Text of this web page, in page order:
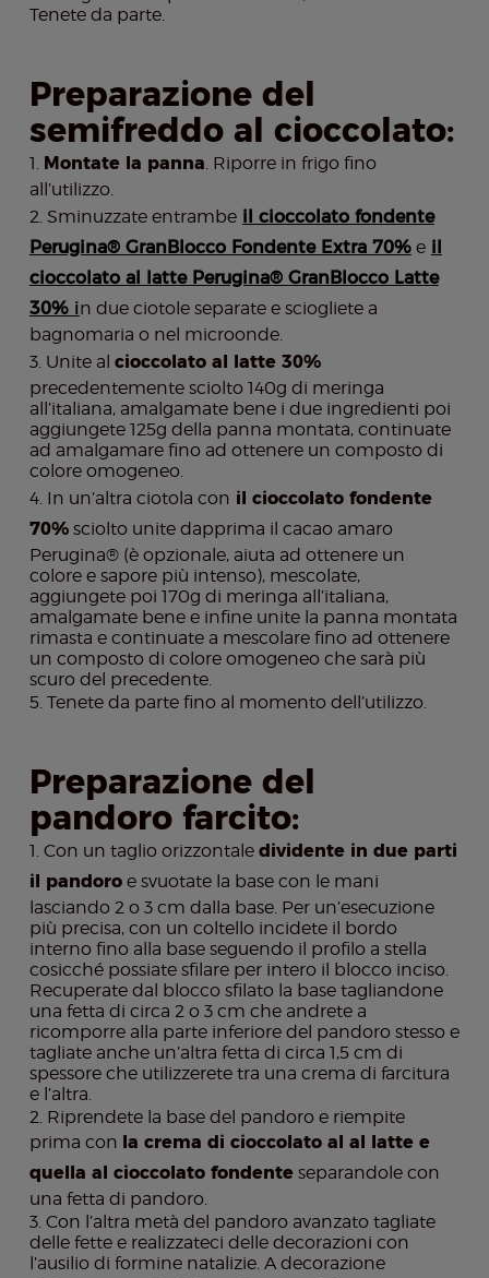
Tenete da parte.
Preparazione del
semifreddo al cioccolato:
Montate la panna. Riporre in frigo fino
all’utilizzo.
Sminuzzate entrambe il cioccolato fondente
Perugina® GranBlocco Fondente Extra 70%e il
cioccolato al latte Perugina® GranBlocco Latte
30%in due ciotole separate e sciogliete a
bagnomaria o nel microonde.
Unite al cioccolato al latte 30%
precedentemente sciolto 140g di meringa
all’italiana, amalgamate bene i due ingredienti poi
aggiungete 125g della panna montata, continuate
ad amalgamare fino ad ottenere un composto di
colore omogeneo.
In un’altra ciotola con il cioccolato fondente
70%sciolto unite dapprima il cacao amaro
Perugina® (è opzionale, aiuta ad ottenere un
colore e sapore più intenso), mescolate,
aggiungete poi 170g di meringa all’italiana,
amalgamate bene e infine unite la panna montata
rimasta e continuate a mescolare fino ad ottenere
un composto di colore omogeneo che sarà più
scuro del precedente.
Tenete da parte fino al momento dell’utilizzo.
Preparazione del
pandoro farcito:
Con un taglio orizzontale dividente in due parti
il pandoroe svuotate la base con le mani
lasciando 2 o 3 cm dalla base. Per un’esecuzione
più precisa, con un coltello incidete il bordo
interno fino alla base seguendo il profilo a stella
cosicché possiate sfilare per intero il blocco inciso.
Recuperate dal blocco sfilato la base tagliandone
una fetta di circa 2 o 3 cm che andrete a
ricomporre alla parte inferiore del pandoro stesso e
tagliate anche un’altra fetta di circa 1,5 cm di
spessore che utilizzerete tra una crema di farcitura
e l’altra.
Riprendete la base del pandoro e riempite
prima con la crema di cioccolato al al latte e
quella al cioccolato fondenteseparandole con
una fetta di pandoro.
Con l’altra metà del pandoro avanzato tagliate
delle fette e realizzateci delle decorazioni con
l’ausilio di formine natalizie. A decorazione